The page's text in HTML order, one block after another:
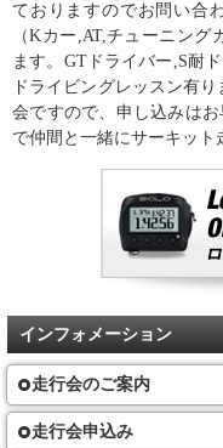
ておりますのでお問い合
（Kカー,AT,チューニン
ます。GTドライバー,S耐
ドライビングレッスン有
会ですので、申し込みは
で仲間と一緒にサーキット
インフォメーション
走行会のご案内
走行会申込み